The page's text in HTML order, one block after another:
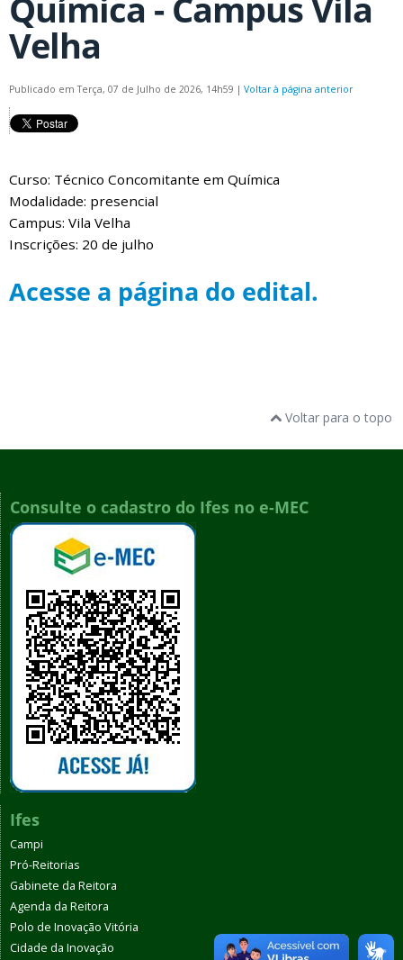
Química - Campus Vila
Velha
Publicado em Terça, 07 de Julho de 2026, 14h59 | Voltar à página anterior
Curso: Técnico Concomitante em Química
Modalidade: presencial
Campus: Vila Velha
Inscrições: 20 de julho
Acesse a página do edital.
Voltar para o topo
Consulte o cadastro do Ifes no e-MEC
Ifes
Campi
Pró-Reitorias
Gabinete da Reitora
Agenda da Reitora
Polo de Inovação Vitória
Cidade da Inovação